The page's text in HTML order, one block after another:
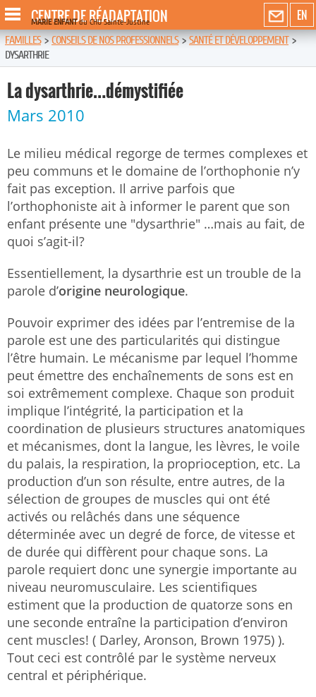
EN
CENTRE DE RÉADAPTATION
MARIE ENFANTdu CHU Sainte-Justine
FAMILLES>CONSEILS DE NOS PROFESSIONNELS>SANTÉ ET DÉVELOPPEMENT>
DYSARTHRIE
La dysarthrie…démystifiée
Mars 2010
Le milieu médical regorge de termes complexes et
peu communs et le domaine de l’orthophonie n’y
fait pas exception. Il arrive parfois que
l’orthophoniste ait à informer le parent que son
enfant présente une "dysarthrie" …mais au fait, de
quoi s’agit-il?
Essentiellement, la dysarthrie est un trouble de la
parole d’origine neurologique.
Pouvoir exprimer des idées par l’entremise de la
parole est une des particularités qui distingue
l’être humain. Le mécanisme par lequel l’homme
peut émettre des enchaînements de sons est en
soi extrêmement complexe. Chaque son produit
implique l’intégrité, la participation et la
coordination de plusieurs structures anatomiques
et mécanismes, dont la langue, les lèvres, le voile
du palais, la respiration, la proprioception, etc. La
production d’un son résulte, entre autres, de la
sélection de groupes de muscles qui ont été
activés ou relâchés dans une séquence
déterminée avec un degré de force, de vitesse et
de durée qui diffèrent pour chaque sons. La
parole requiert donc une synergie importante au
niveau neuromusculaire. Les scientifiques
estiment que la production de quatorze sons en
une seconde entraîne la participation d’environ
cent muscles! ( Darley, Aronson, Brown 1975) ).
Tout ceci est contrôlé par le système nerveux
central et périphérique.